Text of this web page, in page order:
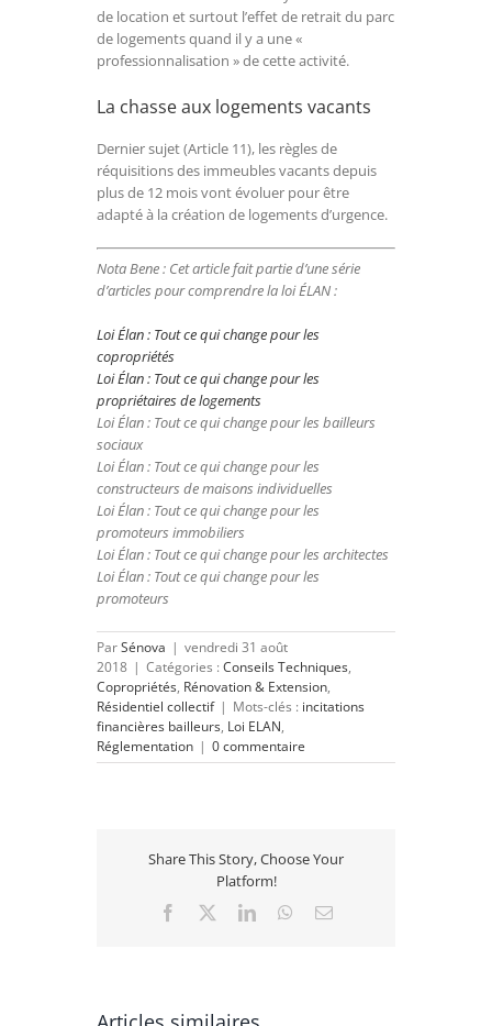
de location et surtout l’effet de retrait du parc
de logements quand il y a une «
professionnalisation » de cette activité.
La chasse aux logements vacants
Dernier sujet (Article 11), les règles de
réquisitions des immeubles vacants depuis
plus de 12 mois vont évoluer pour être
adapté à la création de logements d’urgence.
Nota Bene : Cet article fait partie d’une série
d’articles pour comprendre la loi ÉLAN :
Loi Élan : Tout ce qui change pour les
copropriétés
Loi Élan : Tout ce qui change pour les
propriétaires de logements
Loi Élan : Tout ce qui change pour les bailleurs
sociaux
Loi Élan : Tout ce qui change pour les
constructeurs de maisons individuelles
Loi Élan : Tout ce qui change pour les
promoteurs immobiliers
Loi Élan : Tout ce qui change pour les architectes
Loi Élan : Tout ce qui change pour les
promoteurs
ParSénova | vendredi 31 août
2018 | Catégories :Conseils Techniques,
Copropriétés, Rénovation & Extension,
Résidentiel collectif | Mots-clés : incitations
financières bailleurs, Loi ELAN,
Réglementation | 0 commentaire
Share This Story, Choose Your
Platform!
Facebook LinkedInWhatsApp
Email